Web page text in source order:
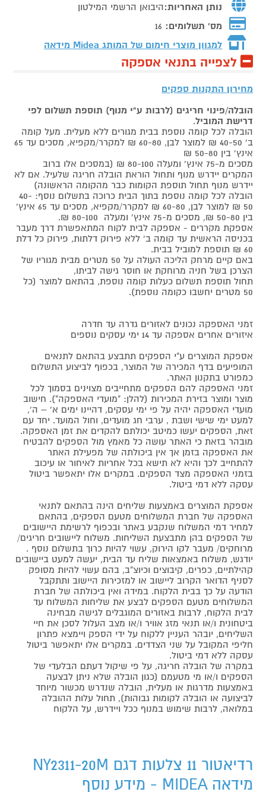
נותן האחריות:היבואן הרשמי המילטון
מס' תשלומים: 16
למגוון מוצרי חימום של המותג Midea מידאה
לצפייה בתנאי אספקה
מחירון התקנות ספקים
הובלה/פינוי חריגים (לרבות ע"י מנוף) תוספת תשלום לפי
דרישת המוביל.
הובלה לכל קומה נוספת בבית מגורים ללא מעלית. מעל קומה
ב' 40-50 ₪ למוצר לבן, 60-80 ₪ למקרר/מקפיא, מסכים עד 65
אינץ' בין 50-80 ₪
מסכים מ-75 אינץ' ומעלה 80-100 ₪ (במסכים אלו ברוב
המקרים יידרש מנוף ותחול הוראת הובלה חריגה שלעיל. אם לא
יידרש מנוף תחול תוספת הקומות כבר מהקומה הראשונה)
הובלה לכל קומה נוספת בתוך הבית כרוכה בתשלום נוסף: 40-
50 ₪ למוצר לבן, 60-80 ₪ למקרר/מקפיא, מסכים עד 65 אינץ'
בין 50-80 ₪, מסכים מ-75 אינץ' ומעלה 80-100 ₪.
אספקת מקררים - אספקה לבית לקוח המתאפשרת דרך מעבר
בכניסה הראשית עד קומה ב' ללא פירוק דלתות, פירוק כל דלת
60 ₪ תוספת למוביל בבית.
באם קיים מרחק הליכה העולה על 50 מטרים מבית מגוריו של
הצרכן בשל חניה מרוחקת או חוסר גישה לביתו,
תחול תוספת תשלום כעלות קומה נוספת, בהתאם למוצר (כל
50 מטרים יחשבו כקומה נוספת).
זמני האספקה נכונים לאזורים גדרה עד חדרה
איזורים אחרים אספקה עד 14 ימי עסקים נוספים
אספקת המוצרים ע"י הספקים תתבצע בהתאם לתנאים
המופיעים בדף המכירה של המוצר, בכפוף לביצוע התשלום
כמפורט בתקנון האתר.
זמני האספקה להם הספקים מתחייבים מצוינים בסמוך לכל
מוצר ומוצר בזירת המכירות (להלן: "מועדי האספקה"). חישוב
מועדי האספקה יהיה על פי ימי עסקים, דהיינו ימים א' – ה',
למעט ימי שישי ושבת , ערבי חג מועדים, וחול המועד. יחד עם
זאת, הספקים יעשו כמיטב יכולתם להקדים את זמן האספקה.
מובהר בזאת כי האתר עושה כל מאמץ מול הספקים להבטיח
את האספקה בזמן אך אין ביכולתה של מפעילת האתר
להתחייב לכך והיא לא תישא בכל אחריות לאיחור או עיכוב
בזמני האספקה מצד הספקים. במקרים אלו יתאפשר ביטול
עסקה ללא דמי ביטול.
אספקת המוצרים באמצעות שליחים הינה בהתאם לתנאי
האספקה של חברת המשלוחים מטעם הספקים, בהתאם
למחיר דמי המשלוח שנקבע באתר ובכפוף לרשימת היישובים
של הספקים בהן מתבצעת השליחות. משלוח ליישובים חריגים/
מרוחקים/ מעבר לקו הירוק, עשוי להיות כרוך בתשלום נוסף .
יודגש, משלוח באמצאות שליח עד הבית, יעשה למעט ביישובים
קהילתיים, כפרים, קיבוצים וכיוצ"ב, בהם עשוי להיות מסופק
לסניף הדואר הקרוב ליישוב או למזכירות היישוב ותתקבל
הודעה על כך בבית הלקוח. במידה ואין ביכולתה של חברת
המשלוחים מטעם הספקים לבצע את שליחות המשלוח עד
לבית הלקוח, לרבות באזורים המוגבלים לגישה מבחינה
ביטחונית ו/או תנאי מזג אוויר ו/או מצב העלול לסכן את חיי
השליחים, יובהר העניין ללקוח על ידי הספק ויימצא פתרון
חליפי המקובל על שני הצדדים. במקרים אלו יתאפשר ביטול
עסקה ללא דמי ביטול.
במקרה של הובלה חריגה, על פי שיקול דעתם הבלעדי של
הספקים ו/או מי מטעמם (כגון הובלה שלא ניתן לבצעה
באמצעות מדרגות או מעלית, הובלה שנדרש מכשור מיוחד
לביצועה או הובלה לקומות גבוהות), תחול עלות ההובלה
במלואה, לרבות שימוש במנוף ככל ויידרש, על הלקוח
רדיאטור 11 צלעות דגם NY2311-20M
מידאה MIDEA - מידע נוסף